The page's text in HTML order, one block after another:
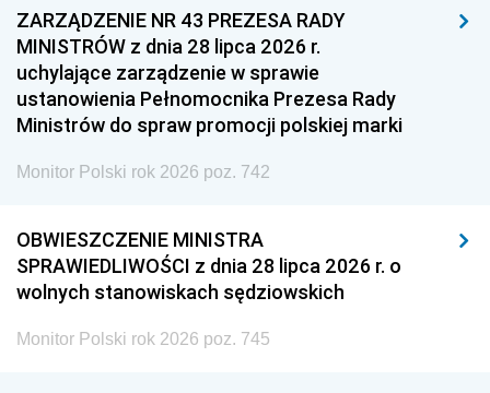
ZARZĄDZENIE NR 43 PREZESA RADY
MINISTRÓW z dnia 28 lipca 2026 r.
uchylające zarządzenie w sprawie
ustanowienia Pełnomocnika Prezesa Rady
Ministrów do spraw promocji polskiej marki
Monitor Polski rok 2026 poz. 742
OBWIESZCZENIE MINISTRA
SPRAWIEDLIWOŚCI z dnia 28 lipca 2026 r. o
wolnych stanowiskach sędziowskich
Monitor Polski rok 2026 poz. 745